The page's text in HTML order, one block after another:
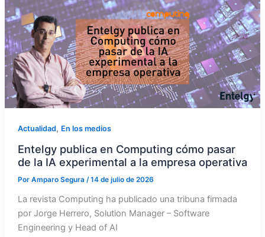
Actualidad, En los medios
Entelgy publica en Computing cómo pasar
de la IA experimental a la empresa operativa
Por Amparo Segura /14 de julio de 2026
La revista Computing ha publicado una tribuna firmada
por Jorge Herrero, Solution Manager – Software
Engineering y Head of AI